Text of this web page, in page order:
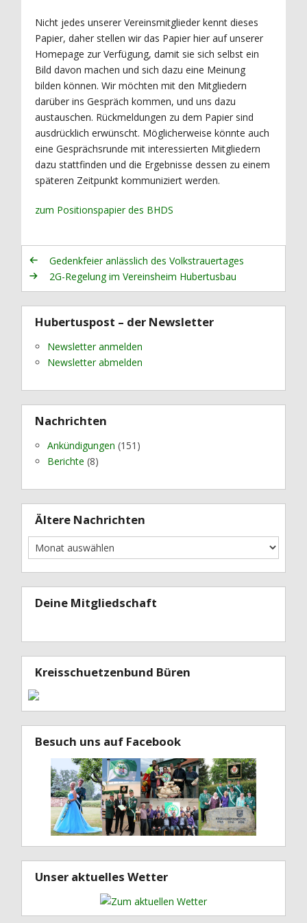
Nicht jedes unserer Vereinsmitglieder kennt dieses
Papier, daher stellen wir das Papier hier auf unserer
Homepage zur Verfügung, damit sie sich selbst ein
Bild davon machen und sich dazu eine Meinung
bilden können. Wir möchten mit den Mitgliedern
darüber ins Gespräch kommen, und uns dazu
austauschen. Rückmeldungen zu dem Papier sind
ausdrücklich erwünscht. Möglicherweise könnte auch
eine Gesprächsrunde mit interessierten Mitgliedern
dazu stattfinden und die Ergebnisse dessen zu einem
späteren Zeitpunkt kommuniziert werden.
zum Positionspapier des BHDS
Gedenkfeier anlässlich des Volkstrauertages
2G-Regelung im Vereinsheim Hubertusbau
Hubertuspost – der Newsletter
Newsletter anmelden
Newsletter abmelden
Nachrichten
Ankündigungen (151)
Berichte (8)
Ältere Nachrichten
Deine Mitgliedschaft
Kreisschuetzenbund Büren
Besuch uns auf Facebook
Unser aktuelles Wetter